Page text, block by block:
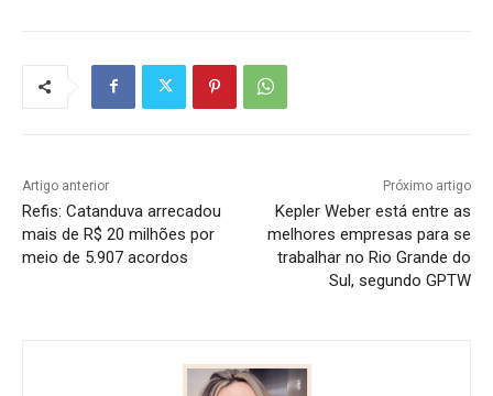
Artigo anterior
Refis: Catanduva arrecadou
mais de R$ 20 milhões por
meio de 5.907 acordos
Próximo artigo
Kepler Weber está entre as
melhores empresas para se
trabalhar no Rio Grande do
Sul, segundo GPTW